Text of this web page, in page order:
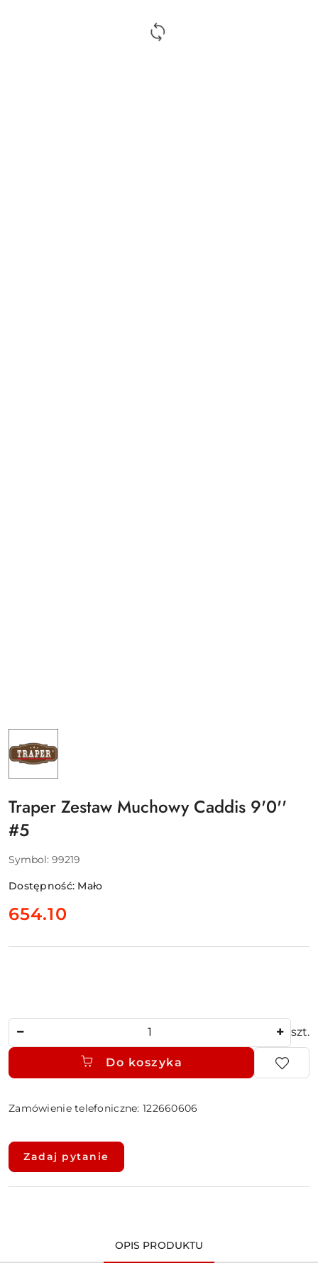
NAZWA
PRODUCENTA:
TRAPER
Traper Zestaw Muchowy Caddis 9'0''
#5
Symbol: 99219
Dostępność: Mało
cena:
654.10
szt.
Do koszyka
Zamówienie telefoniczne: 122660606
Dostępność
dostawa
Zadaj pytanie
OPIS PRODUKTU